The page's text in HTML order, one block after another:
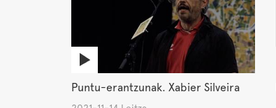
Puntu-erantzunak. Xabier Silveira